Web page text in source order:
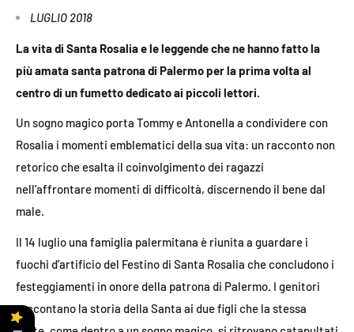
LUGLIO 2018
La vita di Santa Rosalia e le leggende che ne hanno fatto la
più amata santa patrona di Palermo per la prima volta al
centro di un fumetto dedicato ai piccoli lettori.
Un sogno magico porta Tommy e Antonella a condividere con
Rosalia i momenti emblematici della sua vita: un racconto non
retorico che esalta il coinvolgimento dei ragazzi
nell’affrontare momenti di difficoltà, discernendo il bene dal
male.
Il 14 luglio una famiglia palermitana è riunita a guardare i
fuochi d’artificio del Festino di Santa Rosalia che concludono i
festeggiamenti in onore della patrona di Palermo. I genitori
raccontano la storia della Santa ai due figli che la stessa